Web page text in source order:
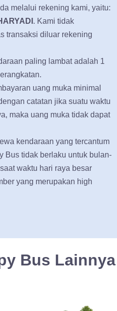
melalui rekening kami, yaitu:
. Kami tidak
transaksi diluar rekening
paling lambat adalah 1
uang muka minimal
catatan jika suatu waktu
maka uang muka tidak dapat
kendaraan yang tercantum
Bus tidak berlaku untuk bulan-
waktu hari raya besar
yang merupakan high
Bus Lainnya